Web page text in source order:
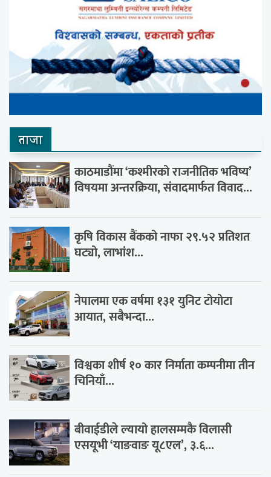
ताजा
काठमाडौंमा ‘कश्मीरको राजनीतिक भविष्य’
विषयमा अन्तरक्रिया, संवादमार्फत विवाद...
कृषि विकास बैंकको नाफा २९.५२ प्रतिशत
घट्यो, लाभांश...
नेपालमा एक वर्षमा १३१ युनिट टोयोटा
आयात, सबैभन्दा...
विश्वका शीर्ष १० कार निर्माता कम्पनीमा तीन
चिनियाँ...
बीवाईडीले ल्यायो हालसम्मकै विलासी
एसयूभी ‘याङवाङ यू८एल’, ३.६...